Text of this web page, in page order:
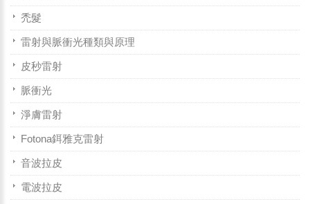
禿髮
雷射與脈衝光種類與原理
皮秒雷射
脈衝光
淨膚雷射
Fotona鉺雅克雷射
音波拉皮
電波拉皮